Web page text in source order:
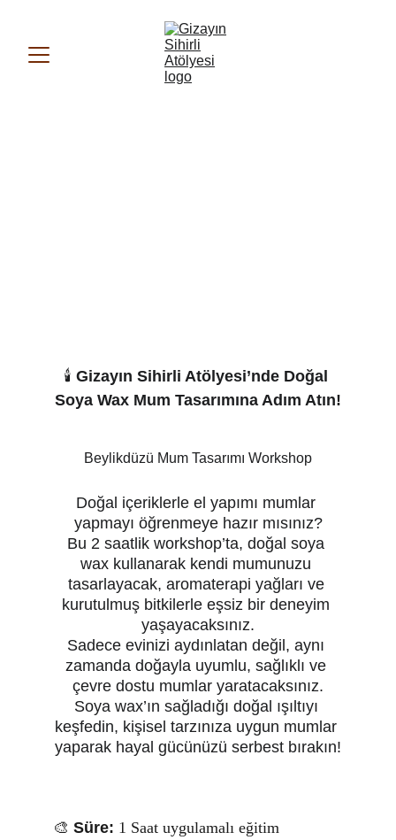
🕯️ Gizayın Sihirli Atölyesi’nde Doğal
Soya Wax Mum Tasarımına Adım Atın!
Doğal içeriklerle el yapımı mumlar
yapmayı öğrenmeye hazır mısınız?
Bu 2 saatlik workshop’ta, doğal soya
wax kullanarak kendi mumunuzu
tasarlayacak, aromaterapi yağları ve
kurutulmuş bitkilerle eşsiz bir deneyim
yaşayacaksınız.
Sadece evinizi aydınlatan değil, aynı
zamanda doğayla uyumlu, sağlıklı ve
çevre dostu mumlar yaratacaksınız.
Soya wax’ın sağladığı doğal ışıltıyı
keşfedin, kişisel tarzınıza uygun mumlar
yaparak hayal gücünüzü serbest bırakın!
🎨 Süre: 1 Saat uygulamalı eğitim
Beylikdüzü Mum Tasarımı Workshop